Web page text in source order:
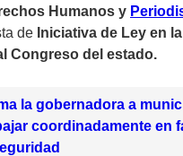
Humanos y
de Iniciativa de Ley en
Congreso del estado.
la gobernadora a
coordinadamente en